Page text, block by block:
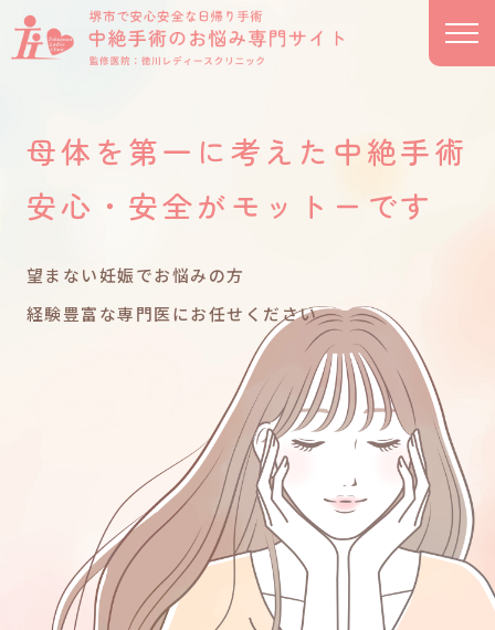
母体を第一に考えた中絶手術
安心・安全がモットーです
望まない妊娠でお悩みの方
経験豊富な専門医にお任せください